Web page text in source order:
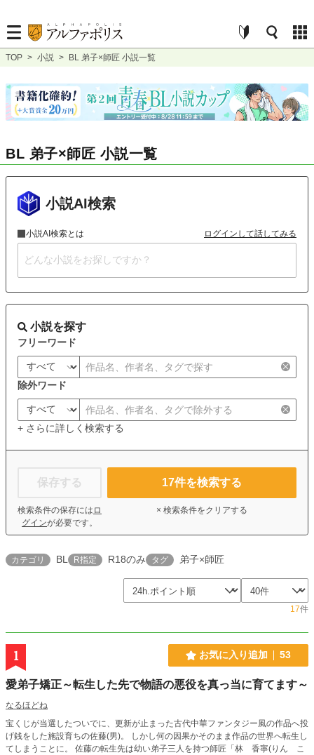
TOP > 小説 > BL 弟子×師匠 小説一覧
BL 弟子×師匠 小説一覧
小説AI検索
小説AI検索とは ログインして話してみる
小説を探す
フリーワード
除外ワード
+ さらに詳しく検索する
保存する
検索条件の保存には ロ
グインが必要です。
17件を検索する
× 検索条件をクリアする
カテゴリ BL R指定 R18のみ タグ 弟子×師匠
17件
1 お気に入り追加 53
愛弟子矯正～転生した先で物語の悪役を真っ当に育てます～
なるほどね
宝くじが当選したついでに、更新が止まった古代中華ファンタジー風の作品へ投
げ銭をした施設育ちの佐藤(男)。 しかし何の因果かそのまま作品の世界へ転生し
てしまうことに。 佐藤の転生先は幼い弟子三人を持つ師匠「林 香寧(りん こ